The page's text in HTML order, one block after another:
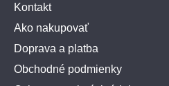
Kontakt
Ako nakupovať
Doprava a platba
Obchodné podmienky